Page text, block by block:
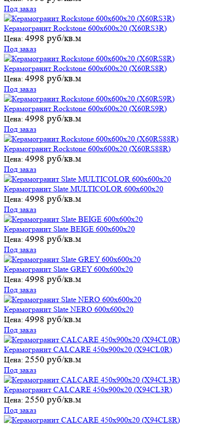
Под заказ
Керамогранит Rockstone 600х600х20 (X60RS3R)
Цена: 4998 руб/кв.м
Под заказ
Керамогранит Rockstone 600х600х20 (X60RS8R)
Цена: 4998 руб/кв.м
Под заказ
Керамогранит Rockstone 600х600х20 (X60RS9R)
Цена: 4998 руб/кв.м
Под заказ
Керамогранит Rockstone 600х600х20 (X60RS88R)
Цена: 4998 руб/кв.м
Под заказ
Керамогранит Slate MULTICOLOR 600х600х20
Цена: 4998 руб/кв.м
Под заказ
Керамогранит Slate BEIGE 600х600х20
Цена: 4998 руб/кв.м
Под заказ
Керамогранит Slate GREY 600х600х20
Цена: 4998 руб/кв.м
Под заказ
Керамогранит Slate NERO 600х600х20
Цена: 4998 руб/кв.м
Под заказ
Керамогранит CALCARE 450х900х20 (X94CL0R)
Цена: 2550 руб/кв.м
Под заказ
Керамогранит CALCARE 450х900х20 (X94CL3R)
Цена: 2550 руб/кв.м
Под заказ